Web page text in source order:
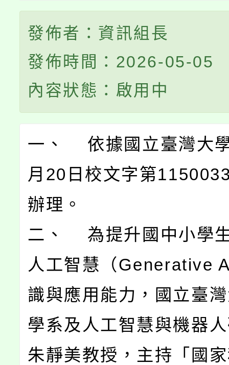
發佈者：資訊組長
發佈時間：2026-05-05
內容狀態：啟用中
一、 依據國立臺灣大
月20日校文字第
辦理。
二、 為提升國中小學
人工智慧（Generative
識與應用能力，國立臺
學系及人工智慧與機器
朱靜美教授，主持「國